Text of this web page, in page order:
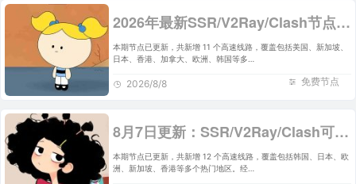
2026年最新SSR/V2Ray/Clash节点分享 | 8月8日实时可用
本期节点已更新，共新增 11 个高速线路，覆盖包括美国、新加坡、
日本、香港、加拿大、欧洲、韩国等多…
免费节点
2026/8/8
8月7日更新：SSR/V2Ray/Clash可用节点12条分享
本期节点已更新，共新增 12 个高速线路，覆盖包括韩国、日本、欧
洲、新加坡、香港等多个热门地区。经…